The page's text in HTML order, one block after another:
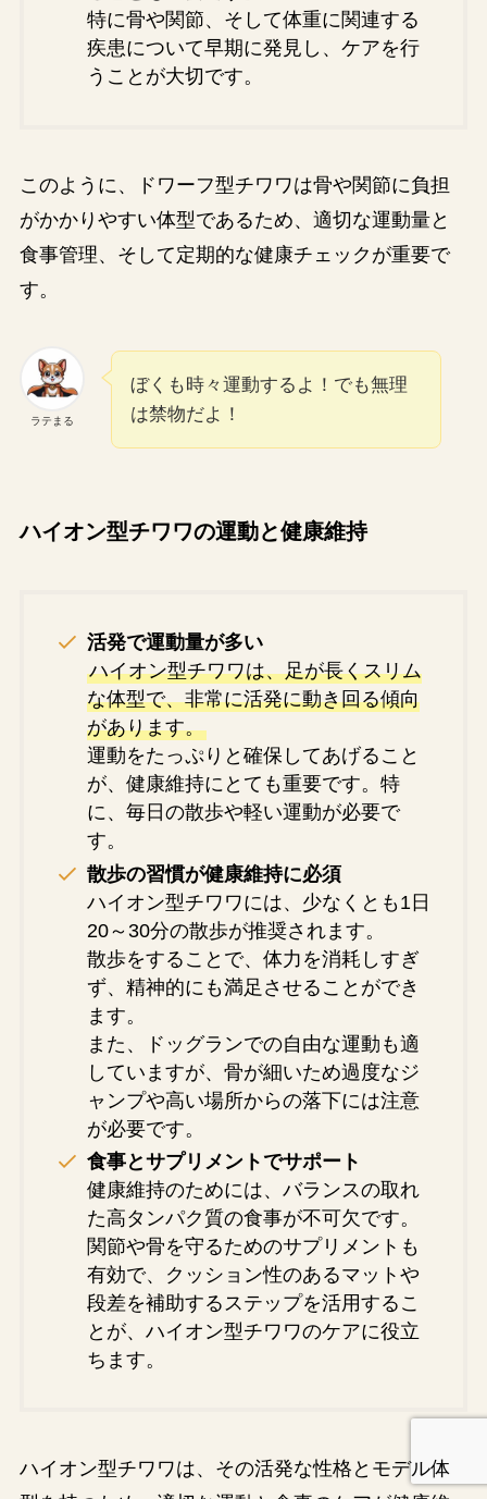
特に骨や関節、そして体重に関連する
疾患について早期に発見し、ケアを行
うことが大切です。
このように、ドワーフ型チワワは骨や関節に負担
がかかりやすい体型であるため、適切な運動量と
食事管理、そして定期的な健康チェックが重要で
す。
ラテまる
ぼくも時々運動するよ！でも無理
は禁物だよ！
ハイオン型チワワの運動と健康維持
活発で運動量が多い
ハイオン型チワワは、足が長くスリム
な体型で、非常に活発に動き回る傾向
があります。
運動をたっぷりと確保してあげること
が、健康維持にとても重要です。特
に、毎日の散歩や軽い運動が必要で
す。
散歩の習慣が健康維持に必須
ハイオン型チワワには、少なくとも1日
20～30分の散歩が推奨されます。
散歩をすることで、体力を消耗しすぎ
ず、精神的にも満足させることができ
ます。
また、ドッグランでの自由な運動も適
していますが、骨が細いため過度なジ
ャンプや高い場所からの落下には注意
が必要です。
食事とサプリメントでサポート
健康維持のためには、バランスの取れ
た高タンパク質の食事が不可欠です。
関節や骨を守るためのサプリメントも
有効で、クッション性のあるマットや
段差を補助するステップを活用するこ
とが、ハイオン型チワワのケアに役立
ちます。
ハイオン型チワワは、その活発な性格とモデル体